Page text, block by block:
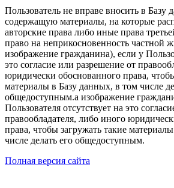
Пользователь не вправе вносить в
содержащую материалы, на которые
авторские права либо иные права
право на неприкосновенность частной
изображение гражданина), если у
это согласие или разрешение от
юридически обоснованного права,
материалы в Базу данных, в том числе
общедоступным.а изображение
Пользователя отсутствует на это
правообладателя, либо иного
права, чтобы загружать такие
числе делать его общедоступным.
Полная версия сайта